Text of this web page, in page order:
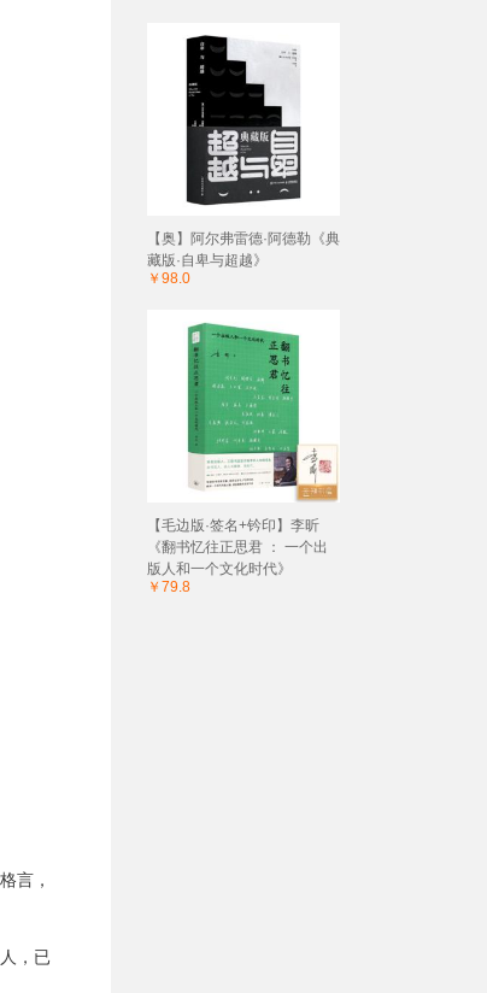
言，
，已
【奥】阿尔弗雷德·阿德勒《典
藏版·自卑与超越》
￥98.0
【毛边版·签名+钤印】李昕
《翻书忆往正思君 ： 一个出
版人和一个文化时代》
￥79.8